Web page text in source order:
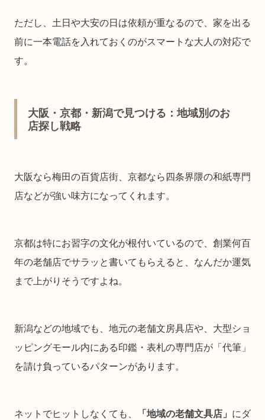
ただし、土日や大安の日は依頼が重なるので、家を出る
前に一本電話を入れておくのがスマートな大人の対応で
す。
大阪・京都・新潟で見つける：地域別のお
店探し戦略
大阪なら梅田の百貨店街、京都なら四条界隈の和紙専門
店などが強い味方になってくれます。
京都は特にお習字の文化が根付いているので、創業何百
年の老舗店でサラッと書いてもらえると、なんだか運気
まで上がりそうですよね。
新潟などの地域でも、地元の老舗文房具店や、大型ショ
ッピングモール内にある印鑑・表札の専門店が「代筆」
を請け負っているパターンがあります。
ネットでヒットしなくても、 「地域の老舗文具店」 にダ